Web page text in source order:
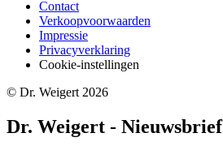
Contact
Verkoopvoorwaarden
Impressie
Privacyverklaring
Cookie-instellingen
© Dr. Weigert 2026
Dr. Weigert - Nieuwsbrief